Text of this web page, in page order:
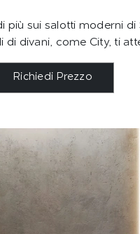
più sui salotti moderni di
di divani, come City, ti
Richiedi Prezzo